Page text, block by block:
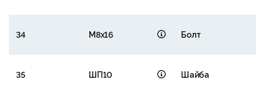
34 М8х16 Болт
35 ШП10 Шайба